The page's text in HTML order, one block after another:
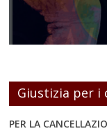
Giustizia per i
PER LA